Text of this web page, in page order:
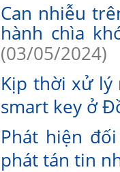
Can nhiễu
hành chìa
(03/05/2024)
Kịp thời xử lý
smart key ở
Phát hiện
phát tán tin